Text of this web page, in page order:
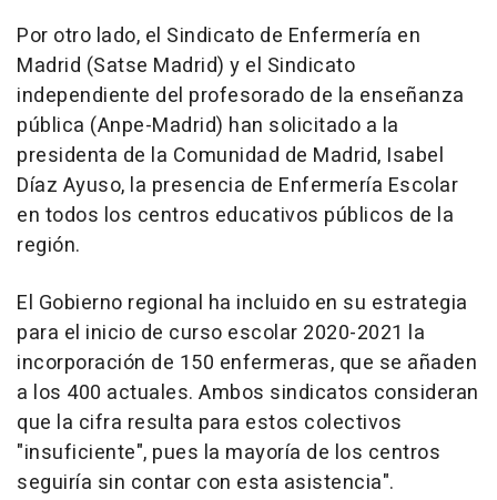
Por otro lado, el Sindicato de Enfermería en
Madrid (Satse Madrid) y el Sindicato
independiente del profesorado de la enseñanza
pública (Anpe-Madrid) han solicitado a la
presidenta de la Comunidad de Madrid, Isabel
Díaz Ayuso, la presencia de Enfermería Escolar
en todos los centros educativos públicos de la
región.
El Gobierno regional ha incluido en su estrategia
para el inicio de curso escolar 2020-2021 la
incorporación de 150 enfermeras, que se añaden
a los 400 actuales. Ambos sindicatos consideran
que la cifra resulta para estos colectivos
"insuficiente", pues la mayoría de los centros
seguiría sin contar con esta asistencia".